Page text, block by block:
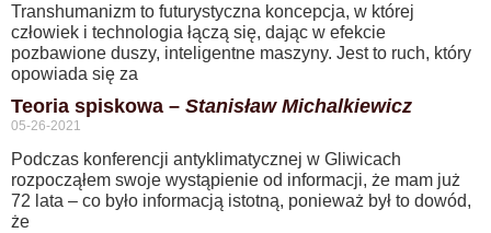
Transhumanizm to futurystyczna koncepcja, w której
człowiek i technologia łączą się, dając w efekcie
pozbawione duszy, inteligentne maszyny. Jest to ruch, który
opowiada się za
Teoria spiskowa – Stanisław Michalkiewicz
05-26-2021
Podczas konferencji antyklimatycznej w Gliwicach
rozpocząłem swoje wystąpienie od informacji, że mam już
72 lata – co było informacją istotną, ponieważ był to dowód,
że